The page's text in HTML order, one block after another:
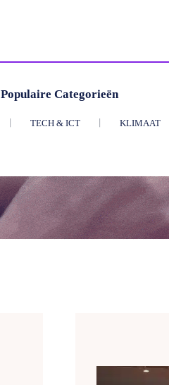
Populaire Categorieën
TECH & ICT KLIMAAT